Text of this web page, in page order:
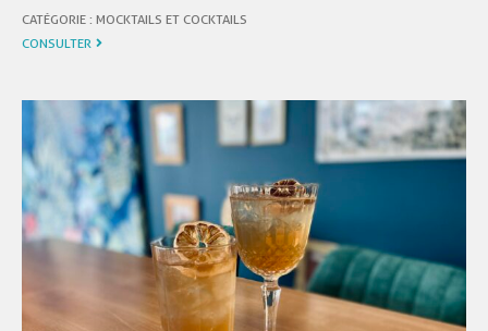
CATÉGORIE :MOCKTAILS ET COCKTAILS
CONSULTER